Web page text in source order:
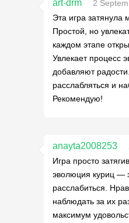
art-drm
2
Эта игра затянула
Простой, но
каждом этапе
Увлекает процесс
добавляют
расслабляться и
Рекомендую!
anayta2008253
Игра просто
эволюция куриц —
расслабиться.
наблюдать за их
максимум